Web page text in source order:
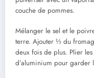
couche de pommes.
Mélanger le sel et le
terre. Ajouter ⅓ du
deux fois de plus. Plier
d’aluminium pour garder